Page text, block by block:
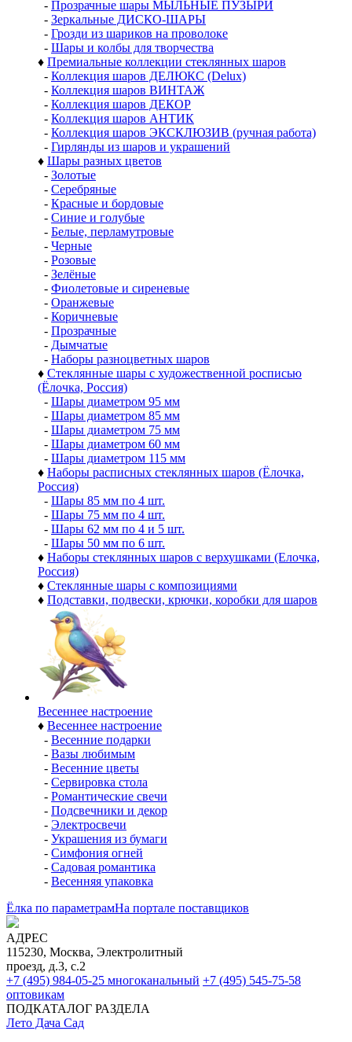
- Прозрачные шары МЫЛЬНЫЕ ПУЗЫРИ
- Зеркальные ДИСКО-ШАРЫ
- Грозди из шариков на проволоке
- Шары и колбы для творчества
♦ Премиальные коллекции стеклянных шаров
- Коллекция шаров ДЕЛЮКС (Delux)
- Коллекция шаров ВИНТАЖ
- Коллекция шаров ДЕКОР
- Коллекция шаров АНТИК
- Коллекция шаров ЭКСКЛЮЗИВ (ручная работа)
- Гирлянды из шаров и украшений
♦ Шары разных цветов
- Золотые
- Серебряные
- Красные и бордовые
- Синие и голубые
- Белые, перламутровые
- Черные
- Розовые
- Зелёные
- Фиолетовые и сиреневые
- Оранжевые
- Коричневые
- Прозрачные
- Дымчатые
- Наборы разноцветных шаров
♦ Стеклянные шары с художественной росписью
(Ёлочка, Россия)
- Шары диаметром 95 мм
- Шары диаметром 85 мм
- Шары диаметром 75 мм
- Шары диаметром 60 мм
- Шары диаметром 115 мм
♦ Наборы расписных стеклянных шаров (Ёлочка,
Россия)
- Шары 85 мм по 4 шт.
- Шары 75 мм по 4 шт.
- Шары 62 мм по 4 и 5 шт.
- Шары 50 мм по 6 шт.
♦ Наборы стеклянных шаров с верхушками (Елочка,
Россия)
♦ Стеклянные шары с композициями
♦ Подставки, подвески, крючки, коробки для шаров
Весеннее настроение
♦ Весеннее настроение
- Весенние подарки
- Вазы любимым
- Весенние цветы
- Сервировка стола
- Романтические свечи
- Подсвечники и декор
- Электросвечи
- Украшения из бумаги
- Симфония огней
- Садовая романтика
- Весенняя упаковка
Ёлка по параметрамНа портале поставщиков
АДРЕС
115230, Москва, Электролитный
проезд, д.3, с.2
+7 (495) 984-05-25 многоканальный +7 (495) 545-75-58
оптовикам
ПОДКАТАЛОГ РАЗДЕЛА
Лето Дача Сад